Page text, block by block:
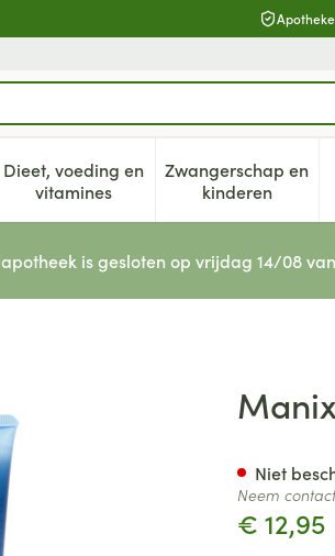
voor Schoonheid, verzorging en
Dieet, voeding en
vitaminesToon submenu voor Dieet,
Zwangerschap en
kinderen
Toon
is gesloten op vrijdag 14/08
80ml
€ 12,95
Niet
Neem